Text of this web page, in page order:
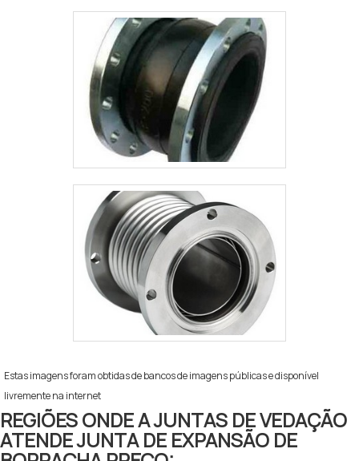
Estas imagens foram obtidas de bancos de imagens públicas e disponível
livremente na internet
REGIÕES ONDE A JUNTAS DE VEDAÇÃO
ATENDE JUNTA DE EXPANSÃO DE